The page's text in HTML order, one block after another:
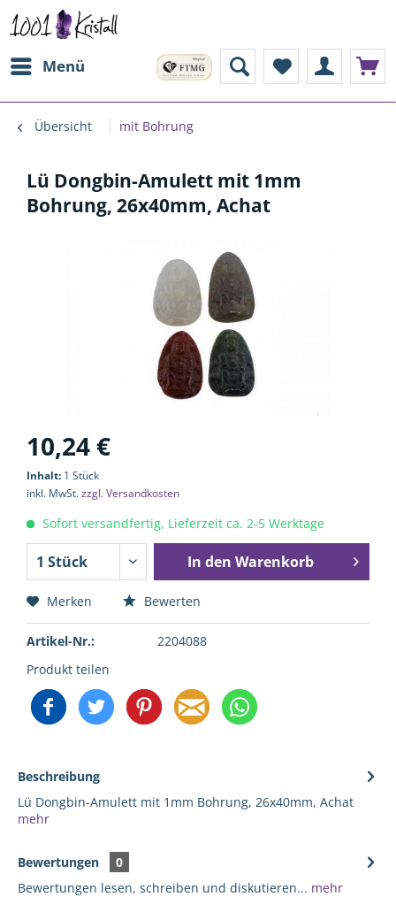
Menü
Übersicht mit Bohrung
Lü Dongbin-Amulett mit 1mm
Bohrung, 26x40mm, Achat
10,24 €
Inhalt: 1 Stück
inkl. MwSt.zzgl. Versandkosten
Sofort versandfertig, Lieferzeit ca. 2-5 Werktage
In den Warenkorb
Merken Bewerten
Artikel-Nr.:
2204088
Produkt teilen
Beschreibung
Lü Dongbin-Amulett mit 1mm Bohrung, 26x40mm, Achat
mehr
Bewertungen
0
Bewertungen lesen, schreiben und diskutieren... mehr